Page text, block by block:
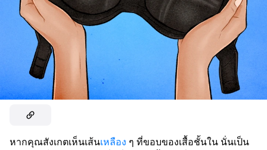
หากคุณสังเกตเห็นเส้นเหลือง ๆ ที่ขอบของเสื้อชั้นใน นั่นเป็น